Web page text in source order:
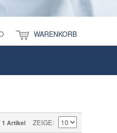
WARENKORB
1 Artikel ZEIGE